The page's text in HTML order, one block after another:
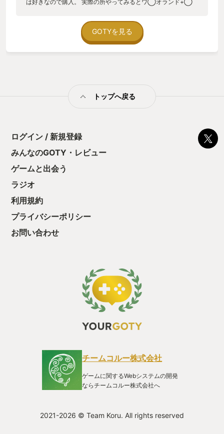
は好きなので購入。 実際の所やってみるとワ◯オランド+◯
出来た→自分の店がヤバい→ぶっ飛ばしに行くという超シンプ
ルなもの。 ゲームデザインもギミックは豊富で絶妙に作り込ま
れており、通常プレイもやり込みプレイも楽しくバカゲーの皮
GOTYを見る
トップへ戻る
ログイン / 新規登録
みんなのGOTY・レビュー
ゲームと出会う
ラジオ
利用規約
プライバシーポリシー
お問い合わせ
チームコルー株式会社
ゲームに関するWebシステムの開発
ならチームコルー株式会社へ
2021-2026 © Team Koru. All rights reserved